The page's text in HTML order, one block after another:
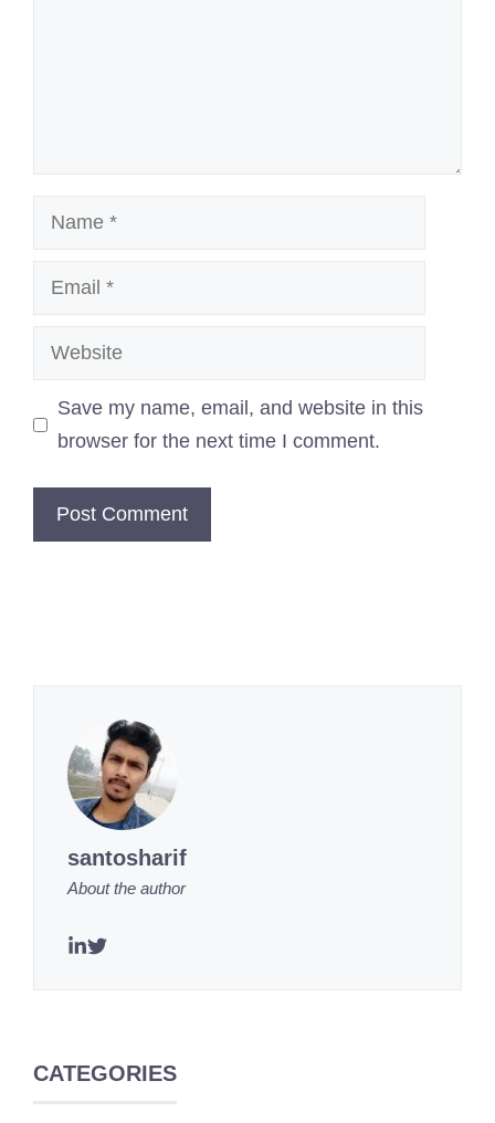
Name
Email
Website
Save my name, email, and website in this
browser for the next time I comment.
santosharif
About the author
CATEGORIES